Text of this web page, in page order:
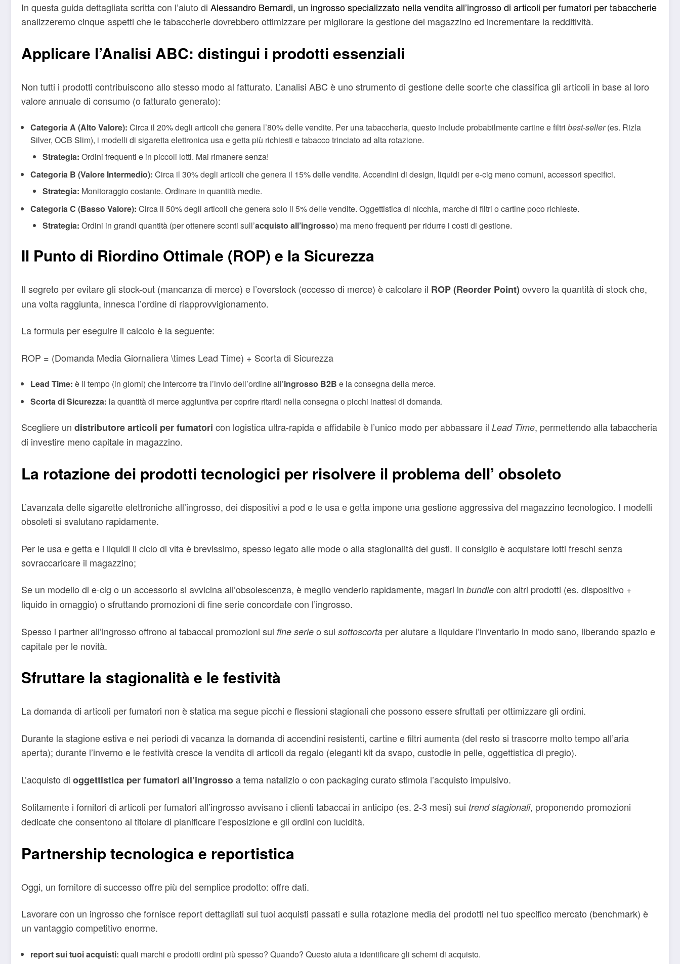
In questa guida dettagliata scritta con l’aiuto di Alessandro Bernardi, un ingrosso specializzato nella vendita all’ingrosso di articoli per fumatori per tabaccherie
analizzeremo cinque aspetti che le tabaccherie dovrebbero ottimizzare per migliorare la gestione del magazzino ed incrementare la redditività.
Applicare l’Analisi ABC: distingui i prodotti essenziali
Non tutti i prodotti contribuiscono allo stesso modo al fatturato. L’analisi ABC è uno strumento di gestione delle scorte che classifica gli articoli in base al loro
valore annuale di consumo (o fatturato generato):
Categoria A (Alto Valore): Circa il 20% degli articoli che genera l’80% delle vendite. Per una tabaccheria, questo include probabilmente cartine e filtri best-seller(es. Rizla
Silver, OCB Slim), i modelli di sigaretta elettronica usa e getta più richiesti e tabacco trinciato ad alta rotazione.
Strategia: Ordini frequenti e in piccoli lotti. Mai rimanere senza!
Categoria B (Valore Intermedio): Circa il 30% degli articoli che genera il 15% delle vendite. Accendini di design, liquidi per e-cig meno comuni, accessori specifici.
Strategia: Monitoraggio costante. Ordinare in quantità medie.
Categoria C (Basso Valore): Circa il 50% degli articoli che genera solo il 5% delle vendite. Oggettistica di nicchia, marche di filtri o cartine poco richieste.
Strategia: Ordini in grandi quantità (per ottenere sconti sull’acquisto all’ingrosso) ma meno frequenti per ridurre i costi di gestione.
Il Punto di Riordino Ottimale (ROP) e la Sicurezza
Il segreto per evitare gli stock-out (mancanza di merce) e l’overstock (eccesso di merce) è calcolare il ROP (Reorder Point) ovvero la quantità di stock che,
una volta raggiunta, innesca l’ordine di riapprovvigionamento.
La formula per eseguire il calcolo è la seguente:
ROP = (Domanda Media Giornaliera \times Lead Time) + Scorta di Sicurezza
Lead Time: è il tempo (in giorni) che intercorre tra l’invio dell’ordine all’ingrosso B2B e la consegna della merce.
Scorta di Sicurezza: la quantità di merce aggiuntiva per coprire ritardi nella consegna o picchi inattesi di domanda.
Scegliere un distributore articoli per fumatori con logistica ultra-rapida e affidabile è l’unico modo per abbassare il Lead Time, permettendo alla tabaccheria
di investire meno capitale in magazzino.
La rotazione dei prodotti tecnologici per risolvere il problema dell’ obsoleto
L’avanzata delle sigarette elettroniche all’ingrosso, dei dispositivi a pod e le usa e getta impone una gestione aggressiva del magazzino tecnologico. I modelli
obsoleti si svalutano rapidamente.
Per le usa e getta e i liquidi il ciclo di vita è brevissimo, spesso legato alle mode o alla stagionalità dei gusti. Il consiglio è acquistare lotti freschi senza
sovraccaricare il magazzino;
Se un modello di e-cig o un accessorio si avvicina all’obsolescenza, è meglio venderlo rapidamente, magari in bundle con altri prodotti (es. dispositivo +
liquido in omaggio) o sfruttando promozioni di fine serie concordate con l’ingrosso.
Spesso i partner all’ingrosso offrono ai tabaccai promozioni sul fine serie o sul sottoscorta per aiutare a liquidare l’inventario in modo sano, liberando spazio e
capitale per le novità.
Sfruttare la stagionalità e le festività
La domanda di articoli per fumatori non è statica ma segue picchi e flessioni stagionali che possono essere sfruttati per ottimizzare gli ordini.
Durante la stagione estiva e nei periodi di vacanza la domanda di accendini resistenti, cartine e filtri aumenta (del resto si trascorre molto tempo all’aria
aperta); durante l’inverno e le festività cresce la vendita di articoli da regalo (eleganti kit da svapo, custodie in pelle, oggettistica di pregio).
L’acquisto di oggettistica per fumatori all’ingrossoa tema natalizio o con packaging curato stimola l’acquisto impulsivo.
Solitamente i fornitori di articoli per fumatori all’ingrosso avvisano i clienti tabaccai in anticipo (es. 2-3 mesi) sui trend stagionali, proponendo promozioni
dedicate che consentono al titolare di pianificare l’esposizione e gli ordini con lucidità.
Partnership tecnologica e reportistica
Oggi, un fornitore di successo offre più del semplice prodotto: offre dati.
Lavorare con un ingrosso che fornisce report dettagliati sui tuoi acquisti passati e sulla rotazione media dei prodotti nel tuo specifico mercato (benchmark) è
un vantaggio competitivo enorme.
report sui tuoi acquisti: quali marchi e prodotti ordini più spesso? Quando? Questo aiuta a identificare gli schemi di acquisto.